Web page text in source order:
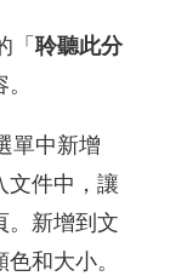
「 聆聽此分
單中新增
文件中，讓
。新增到文
和大小。